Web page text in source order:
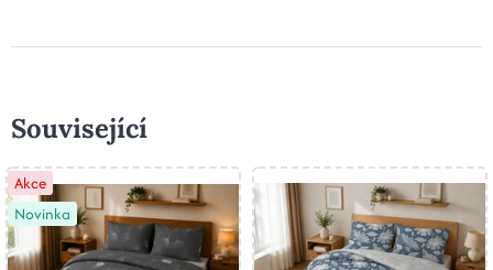
Související
Akce
Novinka